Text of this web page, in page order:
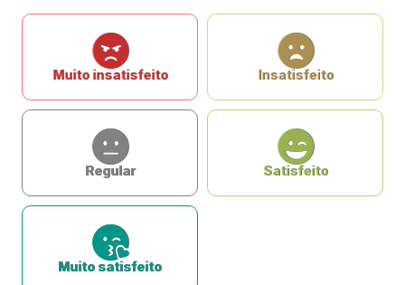
Muito insatisfeito Insatisfeito
Regular Satisfeito
Muito satisfeito